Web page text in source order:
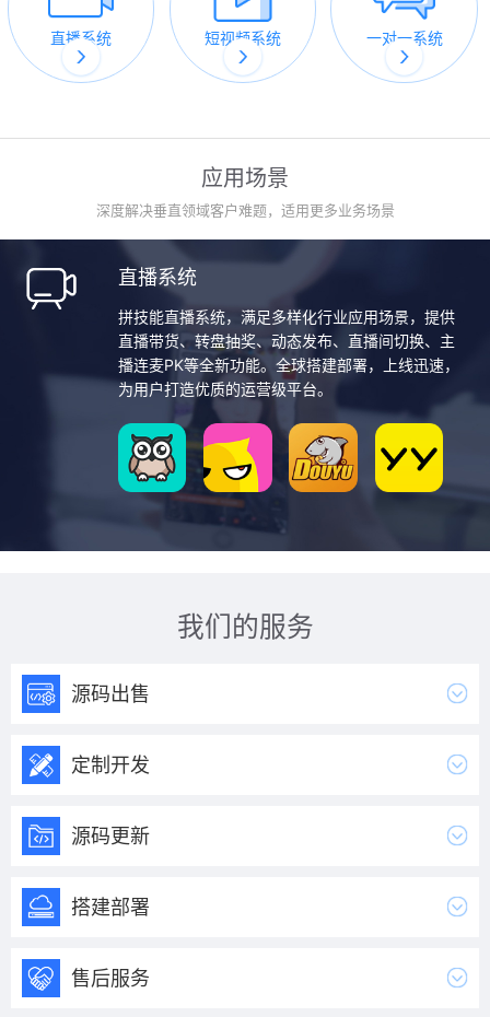
直播系统 短视频系统 一对一系统
应用场景
深度解决垂直领域客户难题，适用更多业务场景
直播系统
拼技能直播系统，满足多样化行业应用场景，提供
直播带货、转盘抽奖、动态发布、直播间切换、主
播连麦PK等全新功能。全球搭建部署，上线迅速，
为用户打造优质的运营级平台。
我们的服务
源码出售
定制开发
源码更新
搭建部署
售后服务